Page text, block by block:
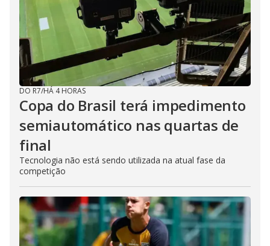
DO R7/HÁ 4 HORAS
Copa do Brasil terá impedimento
semiautomático nas quartas de
final
Tecnologia não está sendo utilizada na atual fase da
competição